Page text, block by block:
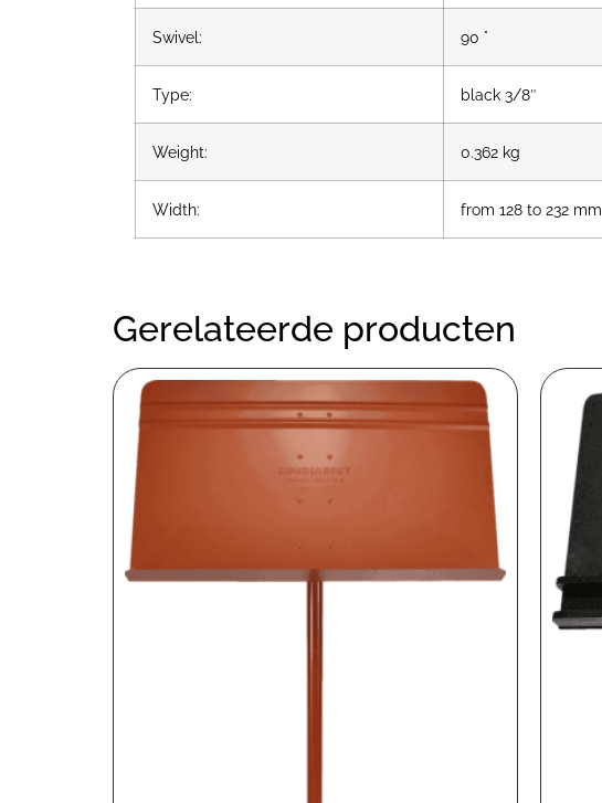
Swivel: 90 °
Type: black 3/8″
Weight: 0.362 kg
Width: from 128 to 232 mm
Gerelateerde producten